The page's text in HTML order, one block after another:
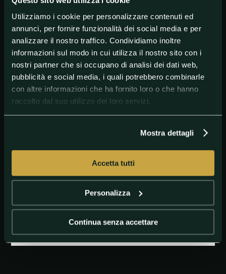
Utilizziamo i cookie per personalizzare contenuti ed
annunci, per fornire funzionalità dei social media e per
analizzare il nostro traffico. Condividiamo inoltre
informazioni sul modo in cui utilizza il nostro sito con i
nostri partner che si occupano di analisi dei dati web,
pubblicità e social media, i quali potrebbero combinarle
con altre informazioni che ha fornito loro o che hanno
raccolto dal suo utilizzo dei loro servizi.
Mostra dettagli
Accetta tutti
Personalizza
Continua senza accettare
quindi a tre i Gran Premi di Formula 1 che verranno
disputati quest’anno in Italia“ aggiunge l’ingegnere
leccese.
#Formula1 #World
@GETTY IMAGES Angelo Sticchi Damiani, Jean Todt